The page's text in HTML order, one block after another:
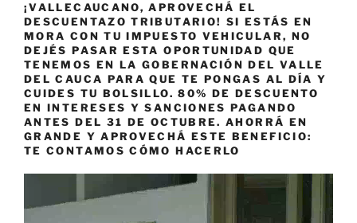
¡VALLECAUCANO, APROVECHÁ EL
DESCUENTAZO TRIBUTARIO! SI ESTÁS EN
MORA CON TU IMPUESTO VEHICULAR, NO
DEJÉS PASAR ESTA OPORTUNIDAD QUE
TENEMOS EN LA GOBERNACIÓN DEL VALLE
DEL CAUCA PARA QUE TE PONGAS AL DÍA Y
CUIDES TU BOLSILLO. 80% DE DESCUENTO
EN INTERESES Y SANCIONES PAGANDO
ANTES DEL 31 DE OCTUBRE. AHORRÁ EN
GRANDE Y APROVECHÁ ESTE BENEFICIO:
TE CONTAMOS CÓMO HACERLO